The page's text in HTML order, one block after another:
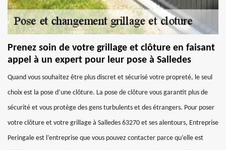
Prenez soin de votre grillage et clôture en faisant
appel à un expert pour leur pose à Salledes
Quand vous souhaitez être plus discret et sécurisé votre propreté, le seul
choix est la pose d’une clôture. La pose de clôture vous garantit plus de
sécurité et vous protège des gens turbulents et des étrangers. Pour poser
votre clôture et votre grillage à Salledes 63270 et ses alentours, Entreprise
Peringale est l’entreprise que vous pouvez contacter parce qu’elle est